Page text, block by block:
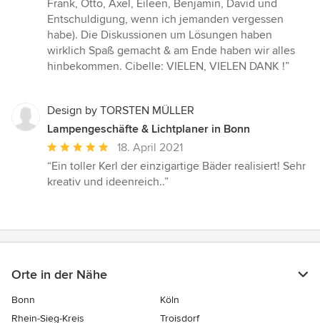
Frank, Otto, Axel, Eileen, Benjamin, David und
Entschuldigung, wenn ich jemanden vergessen
habe). Die Diskussionen um Lösungen haben
wirklich Spaß gemacht & am Ende haben wir alles
hinbekommen. Cibelle: VIELEN, VIELEN DANK !”
Design by TORSTEN MÜLLER
Lampengeschäfte & Lichtplaner in Bonn
Durchschnittliche
Bewertung:
5
18. April 2021
“Ein toller Kerl der einzigartige Bäder realisiert! Sehr
kreativ und ideenreich..”
Orte in der Nähe
Bonn
Köln
Rhein-Sieg-Kreis
Troisdorf